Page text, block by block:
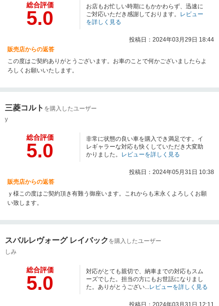
総合評価
5.0
お店もお忙しい時期にもかかわらず、迅速に
ご対応いただき感謝しております。 レビュー
を詳しく見る
投稿日：2024年03月29日 18:44
販売店からの返答
この度はご契約ありがとうございます。お車のことで何かございましたらよ
ろしくお願いいたします。
三菱コルト を購入したユーザー
y
総合評価
5.0
非常に状態の良い車を購入でき満足です。イ
レギャラーな対応も快くしていただき大変助
かりました。 レビューを詳しく見る
投稿日：2024年05月31日 10:38
販売店からの返答
ｙ様この度はご契約頂き有難う御座います。これからも末永くよろしくお願
い致します。
スバルレヴォーグ レイバック を購入したユーザー
しみ
総合評価
5.0
対応がとても親切で、納車までの対応もスム
ーズでした。担当の方にもお世話になりまし
た。ありがとうござい... レビューを詳しく見る
投稿日：2024年03月31日 12:11